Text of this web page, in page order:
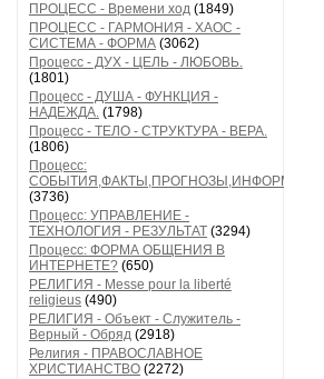
ПРОЦЕСС - Времени ход (1849)
ПРОЦЕСС - ГАРМОНИЯ - ХАОС -
СИСТЕМА - ФОРМА (3062)
Процесс - ДУХ - ЦЕЛЬ - ЛЮБОВЬ.
(1801)
Процесс - ДУША - ФУНКЦИЯ -
НАДЕЖДА. (1798)
Процесс - ТЕЛО - СТРУКТУРА - ВЕРА.
(1806)
Процесс:
СОБЫТИЯ,ФАКТЫ,ПРОГНОЗЫ,ИНФОРМАЦИЯ
(3736)
Процесс: УПРАВЛЕНИЕ -
ТЕХНОЛОГИЯ - РЕЗУЛЬТАТ (3294)
Процесс: ФОРМА ОБЩЕНИЯ В
ИНТЕРНЕТЕ? (650)
РЕЛИГИЯ - Messe pour la liberté
religieus (490)
РЕЛИГИЯ - Объект - Служитель -
Верный - Обряд (2918)
Религия - ПРАВОСЛАВНОЕ
ХРИСТИАНСТВО (2272)